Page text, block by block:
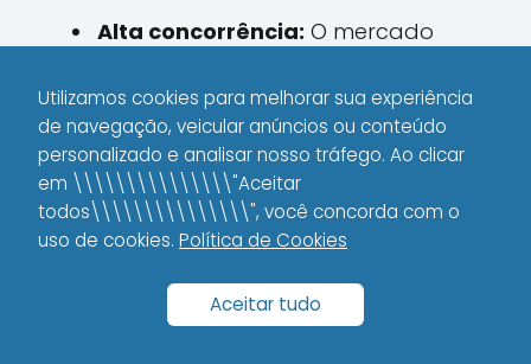
Alta concorrência: O mercado
há espaço para quem entrega
valor de verdade. Foque em ser
autêntico e oferecer algo único.
Mudanças constantes:A internet é
dinâmica e as ferramentas e
tendências mudam o tempo todo.
Seja flexível, mantenha-se
Utilizamos cookies para melhorar sua experiência
de navegação, veicular anúncios ou conteúdo
personalizado e analisar nosso tráfego. Ao clicar
em \\\\\\\\\\\\\\\"Aceitar
todos\\\\\\\\\\\\\\\", você concorda com o
uso de cookies. Política de Cookies
Aceitar tudo